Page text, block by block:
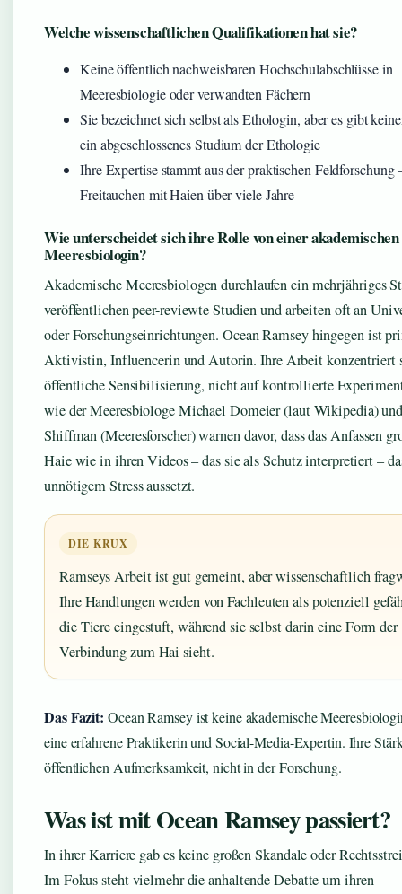
Welche wissenschaftlichen Qualifikationen hat sie?
Keine öffentlich nachweisbaren Hochschulabschlüsse in
Meeresbiologie oder verwandten Fächern
Sie bezeichnet sich selbst als Ethologin, aber es gibt
ein abgeschlossenes Studium der Ethologie
Ihre Expertise stammt aus der praktischen Feldforschung
Freitauchen mit Haien über viele Jahre
Wie unterscheidet sich ihre Rolle von einer akademischen
Meeresbiologin?
Akademische Meeresbiologen durchlaufen ein mehrjähriges
veröffentlichen peer-reviewte Studien und arbeiten oft an
oder Forschungseinrichtungen. Ocean Ramsey hingegen ist
Aktivistin, Influencerin und Autorin. Ihre Arbeit konzentriert
öffentliche Sensibilisierung, nicht auf kontrollierte
wie der Meeresbiologe Michael Domeier (laut Wikipedia)
Shiffman (Meeresforscher) warnen davor, dass das Anfassen
Haie wie in ihren Videos – das sie als Schutz interpretiert –
unnötigem Stress aussetzt.
DIE KRUX
Ramseys Arbeit ist gut gemeint, aber wissenschaftlich
Ihre Handlungen werden von Fachleuten als potenziell
die Tiere eingestuft, während sie selbst darin eine Form der
Verbindung zum Hai sieht.
Das Fazit: Ocean Ramsey ist keine akademische
eine erfahrene Praktikerin und Social-Media-Expertin. Ihre
öffentlichen Aufmerksamkeit, nicht in der Forschung.
Was ist mit Ocean Ramsey passiert?
In ihrer Karriere gab es keine großen Skandale oder
Im Fokus steht vielmehr die anhaltende Debatte um ihren